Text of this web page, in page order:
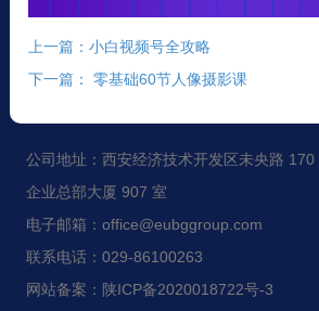
上一篇：小白视频号全攻略
下一篇： 零基础60节人像摄影课
公司地址：西安经济技术开发区未央路
企业总部大厦 907 室
电子邮箱：office@eubggroup.com
联系电话：029-86100263
网站备案：陕ICP备2020018722号-3